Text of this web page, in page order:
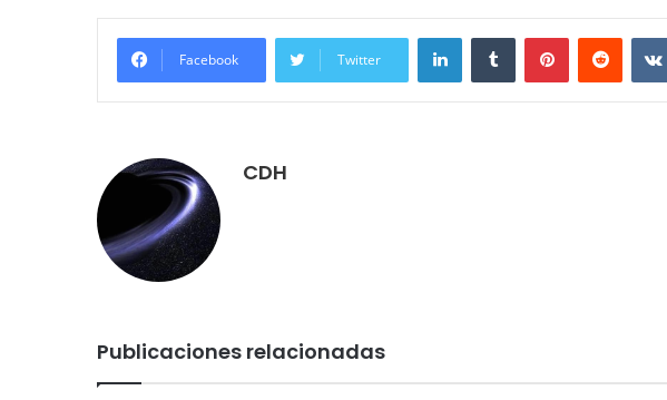
Facebook Twitter
LinkedInTumblr PinterestReddit
CDH
Publicaciones relacionadas